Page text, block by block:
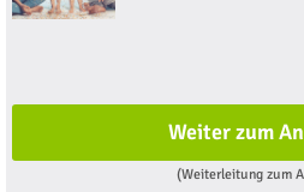
Weiter zum
(Weiterleitung zum